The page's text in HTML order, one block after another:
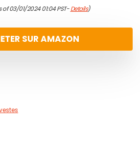
03/01/2024 01:04 PST-Details)
SUR AMAZON